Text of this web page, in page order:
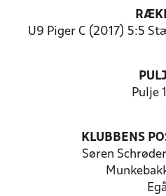
U9 Piger C (2017) 5:5
Pulje
KLUBBENS
Søren
Egå